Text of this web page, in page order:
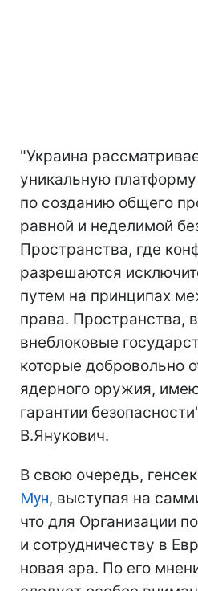
"Украина
уникальную
по созданию общего
равной и неделимой
Пространства, где
разрешаются
путем на принципах
права. Пространства,
внеблоковые
которые добровольно
ядерного оружия,
гарантии
В.Янукович.
В свою очередь, генсек
Мун, выступая на
что для Организации
и сотрудничеству в
новая эра. По его